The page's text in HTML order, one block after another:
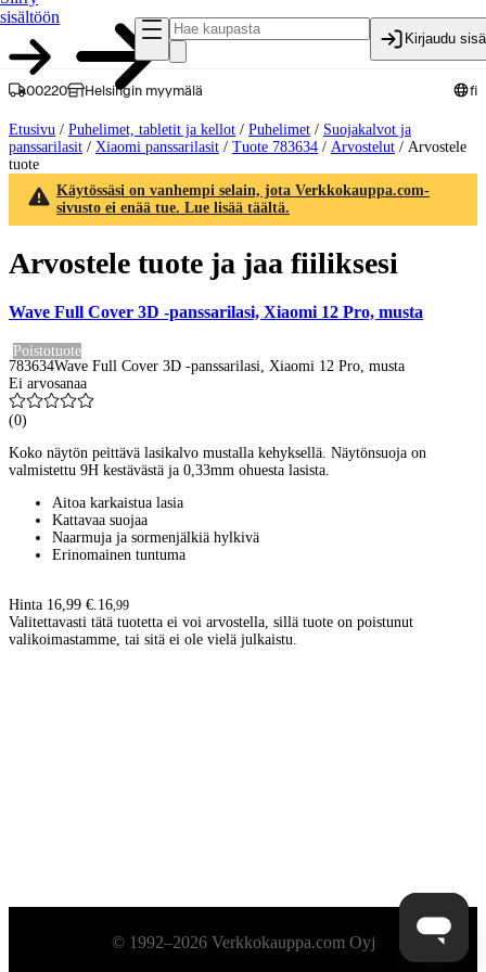
sisältöön
Kirjaudu
00220 Helsingin myymälä fi
Etusivu / Puhelimet, tabletit ja kellot / Puhelimet / Suojakalvot ja
panssarilasit / Xiaomi panssarilasit / Tuote 783634 / Arvostelut / Arvostele
tuote
Käytössäsi on vanhempi selain, jota Verkkokauppa.com-
sivusto ei enää tue. Lue lisää täältä.
Arvostele tuote ja jaa fiiliksesi
Wave Full Cover 3D -panssarilasi, Xiaomi 12 Pro, musta
Poistotuote
783634Wave Full Cover 3D -panssarilasi, Xiaomi 12 Pro, musta
Ei arvosanaa
(0)
Koko näytön peittävä lasikalvo mustalla kehyksellä. Näytönsuoja on
valmistettu 9H kestävästä ja 0,33mm ohuesta lasista.
Aitoa karkaistua lasia
Kattavaa suojaa
Naarmuja ja sormenjälkiä hylkivä
Erinomainen tuntuma
Hinta 16,99 €. 16,99
Valitettavasti tätä tuotetta ei voi arvostella, sillä tuote on poistunut
valikoimastamme, tai sitä ei ole vielä julkaistu.
Alatunniste© 1992–2026 Verkkokauppa.com Oyj